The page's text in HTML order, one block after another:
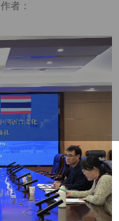
作者：